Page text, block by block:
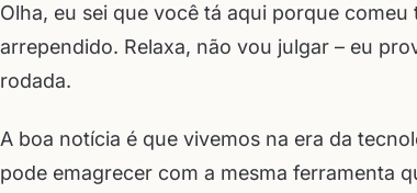
Olha, eu sei que você tá aqui porque
arrependido. Relaxa, não vou julgar – eu
rodada.
A boa notícia é que vivemos na era da
pode emagrecer com a mesma ferramenta